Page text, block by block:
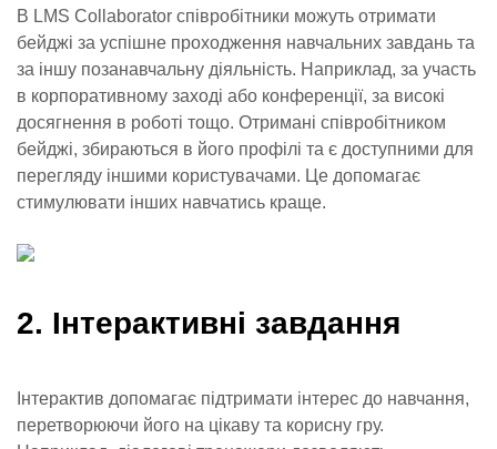
В LMS Collaborator співробітники можуть отримати
бейджі за успішне проходження навчальних завдань та
за іншу позанавчальну діяльність. Наприклад, за участь
в корпоративному заході або конференції, за високі
досягнення в роботі тощо. Отримані співробітником
бейджі, збираються в його профілі та є доступними для
перегляду іншими користувачами. Це допомагає
стимулювати інших навчатись краще.
2. Інтерактивні завдання
Інтерактив допомагає підтримати інтерес до навчання,
перетворюючи його на цікаву та корисну гру.